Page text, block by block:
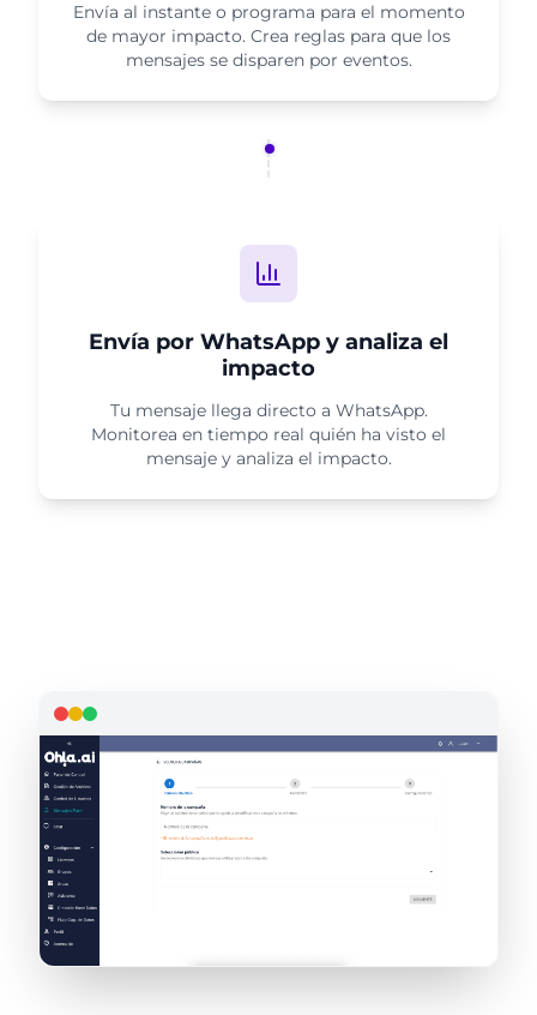
Envía al instante o programa para el momento
de mayor impacto. Crea reglas para que los
mensajes se disparen por eventos.
Envía por WhatsApp y analiza el
impacto
Tu mensaje llega directo a WhatsApp.
Monitorea en tiempo real quién ha visto el
mensaje y analiza el impacto.